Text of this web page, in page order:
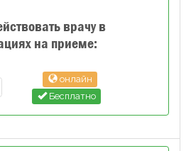
врачу в
на приеме:
онлайн
Бесплатно